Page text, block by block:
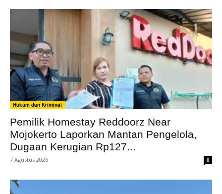
Hukum dan Kriminal
Pemilik Homestay Reddoorz Near
Mojokerto Laporkan Mantan Pengelola,
Dugaan Kerugian Rp127...
7 Agustus 2026 0